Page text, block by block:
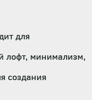
для
лофт, минимализм,
создания